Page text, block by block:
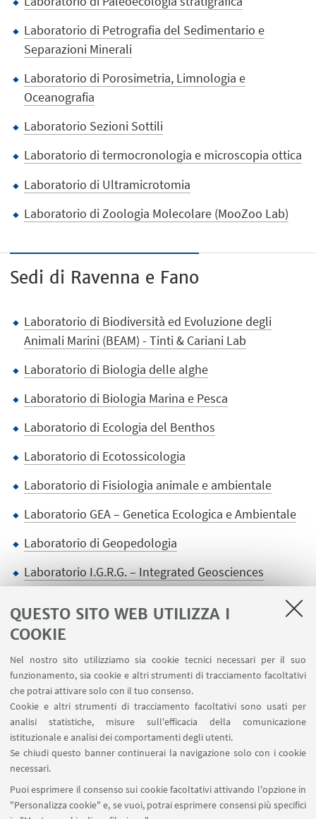
QUESTO SITO WEB UTILIZZA I
COOKIE
Nel nostro sito utilizziamo sia cookie tecnici necessari per il suo
funzionamento, sia cookie e altri strumenti di tracciamento facoltativi
che potrai attivare solo con il tuo consenso.
Cookie e altri strumenti di tracciamento facoltativi sono usati per
analisi statistiche, misure sull'efficacia della comunicazione
istituzionale e analisi dei comportamenti degli utenti.
Se chiudi questo banner continuerai la navigazione solo con i cookie
necessari.
Puoi esprimere il consenso sui cookie facoltativi attivando l'opzione in
"Personalizza cookie" e, se vuoi, potrai esprimere consensi più specifici
Laboratorio di Petrografia del Sedimentario e
Separazioni Minerali
Laboratorio di Porosimetria, Limnologia e
Oceanografia
Laboratorio Sezioni Sottili
Laboratorio di termocronologia e microscopia ottica
Laboratorio di Ultramicrotomia
Laboratorio di Zoologia Molecolare (MooZoo Lab)
Sedi di Ravenna e Fano
Laboratorio di Biodiversità ed Evoluzione degli
Animali Marini (BEAM) - Tinti & Cariani Lab
Laboratorio di Biologia delle alghe
Laboratorio di Biologia Marina e Pesca
Laboratorio di Ecologia del Benthos
Laboratorio di Ecotossicologia
Laboratorio di Fisiologia animale e ambientale
Laboratorio GEA – Genetica Ecologica e Ambientale
Laboratorio di Geopedologia
Laboratorio I.G.R.G. – Integrated Geosciences
Research Group
LINK UTILI
Area riservata
Contatti
Prenotazione aule BiGeA
SEGUI UNIBO SU: